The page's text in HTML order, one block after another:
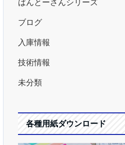
ばんとーさんシリーズ
ブログ
入庫情報
技術情報
未分類
各種用紙ダウンロード